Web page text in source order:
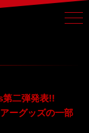
第二弾発表!!
ーグッズの一部